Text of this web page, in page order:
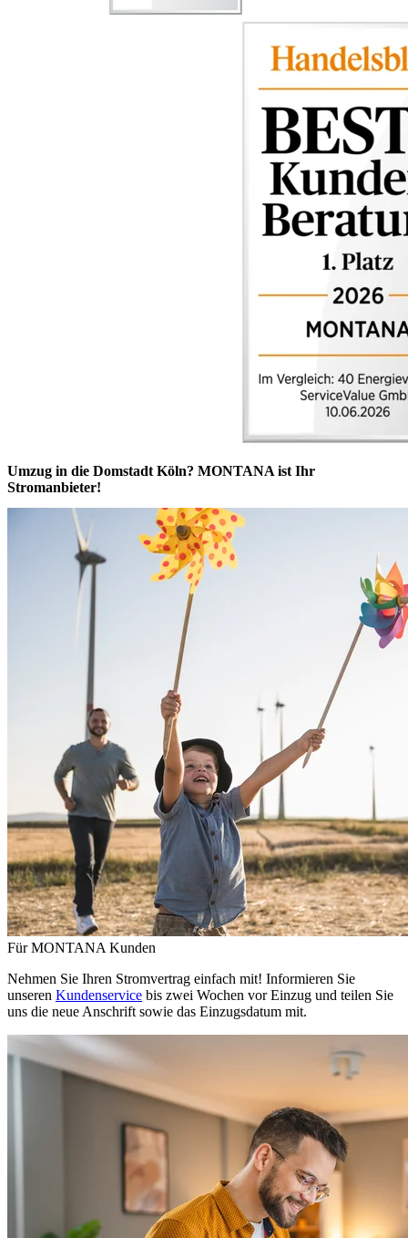
Umzug in die Domstadt Köln? MONTANA ist Ihr
Stromanbieter!
Für MONTANA Kunden
Nehmen Sie Ihren Stromvertrag einfach mit! Informieren Sie
unseren Kundenservice bis zwei Wochen vor Einzug und teilen Sie
uns die neue Anschrift sowie das Einzugsdatum mit.